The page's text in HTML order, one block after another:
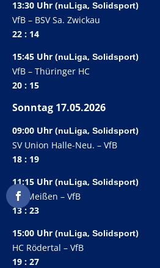
13:30 Uhr (nuLiga, Solidsport)
VfB – BSV Sa. Zwickau
22 : 14
15:45 Uhr (nuLiga, Solidsport)
VfB – Thüringer HC
20 : 15
Sonntag 17.05.2026
09:00 Uhr (nuLiga, Solidsport)
SV Union Halle-Neu. – VfB
18 : 19
11:15 Uhr (nuLiga, Solidsport)
VfL Meißen – VfB
13 : 23
15:00 Uhr (nuLiga, Solidsport)
HC Rödertal – VfB
19 : 27